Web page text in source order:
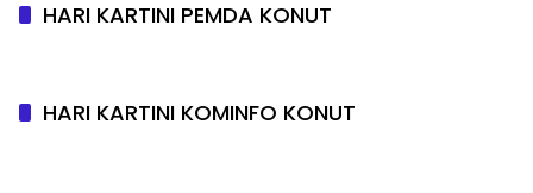
HARI KARTINI PEMDA KONUT
HARI KARTINI KOMINFO KONUT